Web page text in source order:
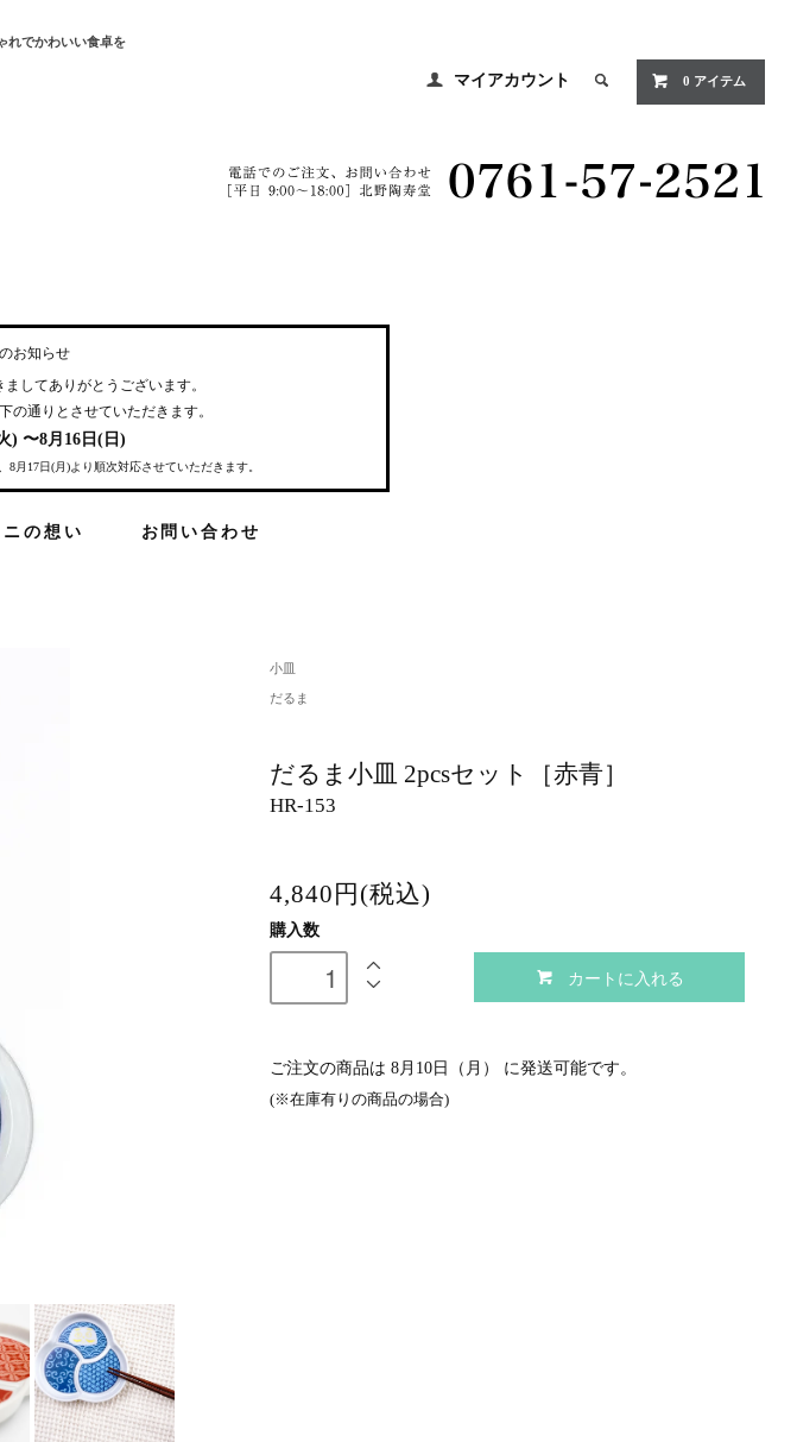
れでかわいい食卓を
マイアカウント 0 アイテム
お知らせ
ましてありがとうございます。
の通りとさせていただきます。
) 〜8月16日(日)
月17日(月)より順次対応させていただきます。
の想い お問い合わせ
小皿
だるま
だるま小皿 2pcsセット［赤青］
HR-153
4,840円(税込)
購入数
カートに入れる
ご注文の商品は 8月10日（月） に発送可能です。
(※在庫有りの商品の場合)